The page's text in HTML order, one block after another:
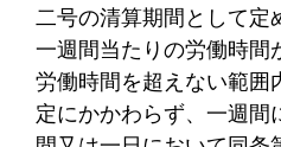
二号の清算期間として定
一週間当たりの労働時間
労働時間を超えない範囲
定にかかわらず、一週間